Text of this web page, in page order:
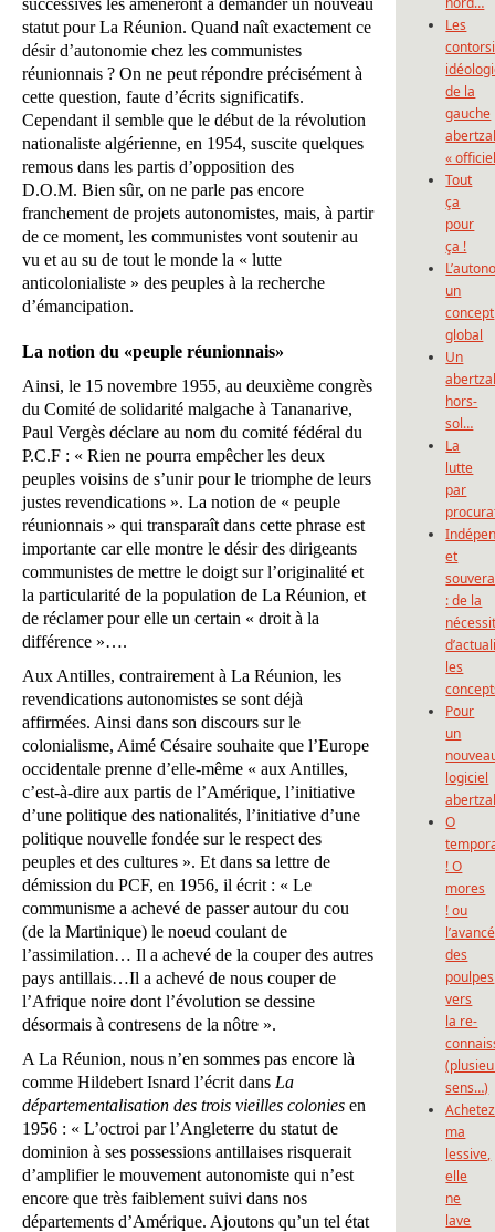
statut pour La Réunion. Quand naît exactement ce
désir d’autonomie chez les communistes
réunionnais ? On ne peut répondre précisément à
cette question, faute d’écrits significatifs.
Cependant il semble que le début de la révolution
nationaliste algérienne, en 1954, suscite quelques
remous dans les partis d’opposition des
D.O.M. Bien sûr, on ne parle pas encore
franchement de projets autonomistes, mais, à partir
de ce moment, les communistes vont soutenir au
vu et au su de tout le monde la « lutte
anticolonialiste » des peuples à la recherche
d’émancipation.
La notion du «peuple réunionnais»
Ainsi, le 15 novembre 1955, au deuxième congrès
du Comité de solidarité malgache à Tananarive,
Paul Vergès déclare au nom du comité fédéral du
P.C.F : « Rien ne pourra empêcher les deux
peuples voisins de s’unir pour le triomphe de leurs
justes revendications ». La notion de « peuple
réunionnais » qui transparaît dans cette phrase est
importante car elle montre le désir des dirigeants
communistes de mettre le doigt sur l’originalité et
la particularité de la population de La Réunion, et
de réclamer pour elle un certain « droit à la
différence »….
Aux Antilles, contrairement à La Réunion, les
revendications autonomistes se sont déjà
affirmées. Ainsi dans son discours sur le
colonialisme, Aimé Césaire souhaite que l’Europe
occidentale prenne d’elle-même « aux Antilles,
c’est-à-dire aux partis de l’Amérique, l’initiative
d’une politique des nationalités, l’initiative d’une
politique nouvelle fondée sur le respect des
peuples et des cultures ». Et dans sa lettre de
démission du PCF, en 1956, il écrit : « Le
communisme a achevé de passer autour du cou
(de la Martinique) le noeud coulant de
l’assimilation… Il a achevé de la couper des autres
pays antillais…Il a achevé de nous couper de
l’Afrique noire dont l’évolution se dessine
désormais à contresens de la nôtre ».
A La Réunion, nous n’en sommes pas encore là
comme Hildebert Isnard l’écrit dans La
départementalisation des trois vieilles colonies en
1956 : « L’octroi par l’Angleterre du statut de
dominion à ses possessions antillaises risquerait
d’amplifier le mouvement autonomiste qui n’est
encore que très faiblement suivi dans nos
départements d’Amérique. Ajoutons qu’un tel état
Les
de la
gauche
«
Tout
ça
pour
ça !
un
concept
global
Un
hors-
sol…
La
lutte
par
et
: de la
les
Pour
un
logiciel
O
! O
mores
! ou
des
poulpes
vers
la re-
sens…)
Achetez
ma
lessive,
elle
ne
lave